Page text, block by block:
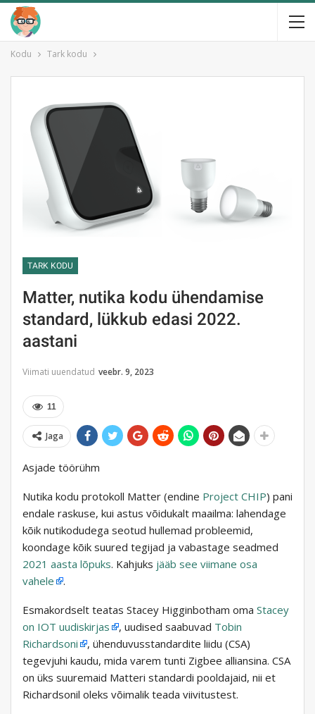
Kodu Tark kodu
TARK KODU
Matter, nutika kodu ühendamise
standard, lükkub edasi 2022.
aastani
Viimati uuendatud veebr. 9, 2023
11
Jaga
Asjade töörühm
Nutika kodu protokoll Matter (endine Project CHIP) pani
endale raskuse, kui astus võidukalt maailma: lahendage
kõik nutikodudega seotud hullemad probleemid,
koondage kõik suured tegijad ja vabastage seadmed
2021 aasta lõpuks. Kahjuks jääb see viimane osa
vahele
.
Esmakordselt teatas Stacey Higginbotham oma Stacey
on IOT uudiskirjas
, uudised saabuvad Tobin
Richardsoni
, ühenduvusstandardite liidu (CSA)
tegevjuhi kaudu, mida varem tunti Zigbee alliansina. CSA
on üks suuremaid Matteri standardi pooldajaid, nii et
Richardsonil oleks võimalik teada viivitustest.